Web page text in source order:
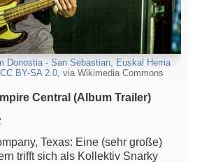
Donostia - San Sebastian, Euskal Herria
CC BY-SA 2.0 , via Wikimedia Commons
Central (Album Trailer)
Texas: Eine (sehr große)
trifft sich als Kollektiv Snarky